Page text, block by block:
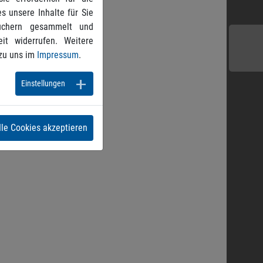
unsere Inhalte für Sie
gesammelt und
widerrufen. Weitere
uns im Impressum.
Einstellungen
Cookies akzeptieren